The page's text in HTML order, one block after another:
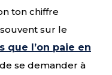
ton chiffre
souvent sur le
que l’on paie en
se demander à